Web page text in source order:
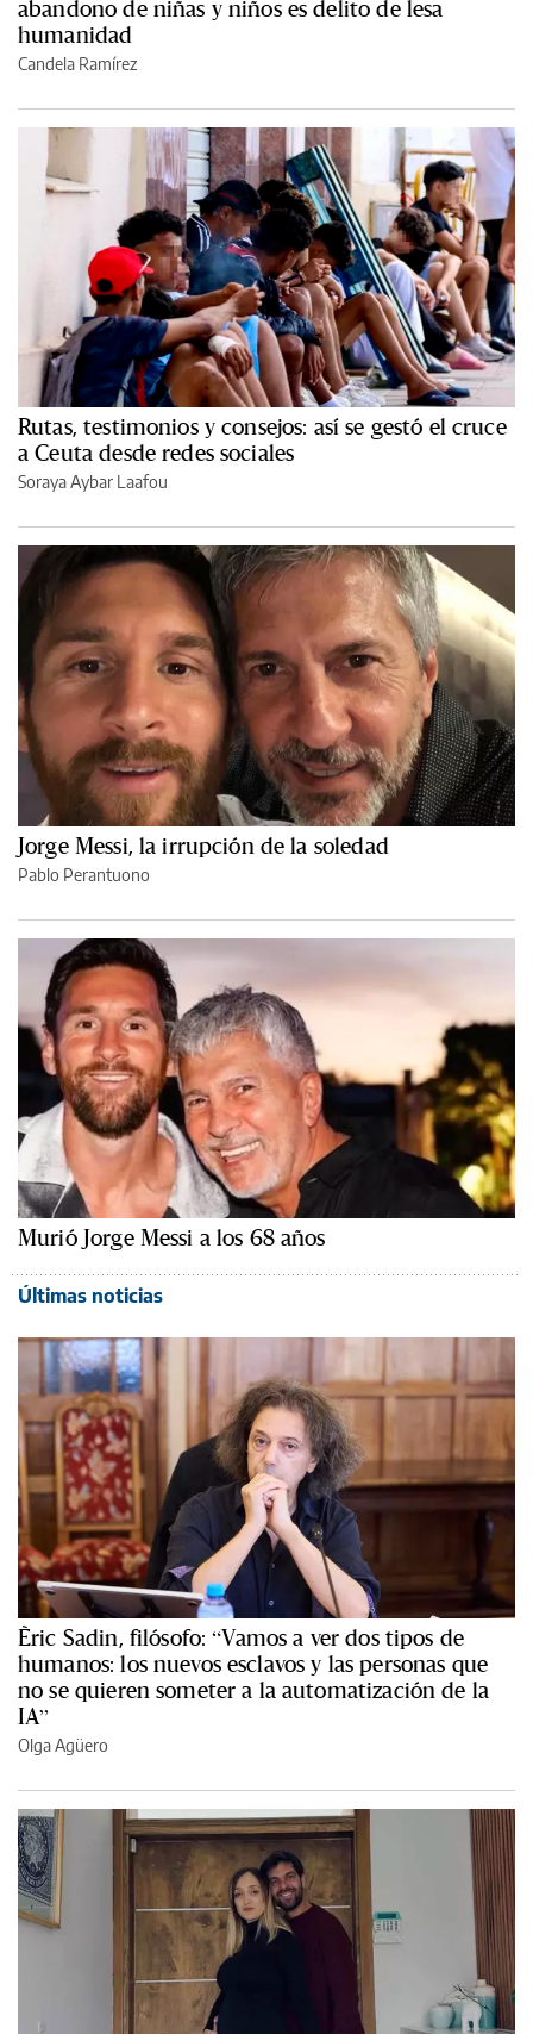
abandono de niñas y niños es delito de lesa
humanidad
Candela Ramírez
Rutas, testimonios y consejos: así se gestó el cruce
a Ceuta desde redes sociales
Soraya Aybar Laafou
Jorge Messi, la irrupción de la soledad
Pablo Perantuono
Murió Jorge Messi a los 68 años
Últimas noticias
Èric Sadin, filósofo: “Vamos a ver dos tipos de
humanos: los nuevos esclavos y las personas que
no se quieren someter a la automatización de la
IA”
Olga Agüero